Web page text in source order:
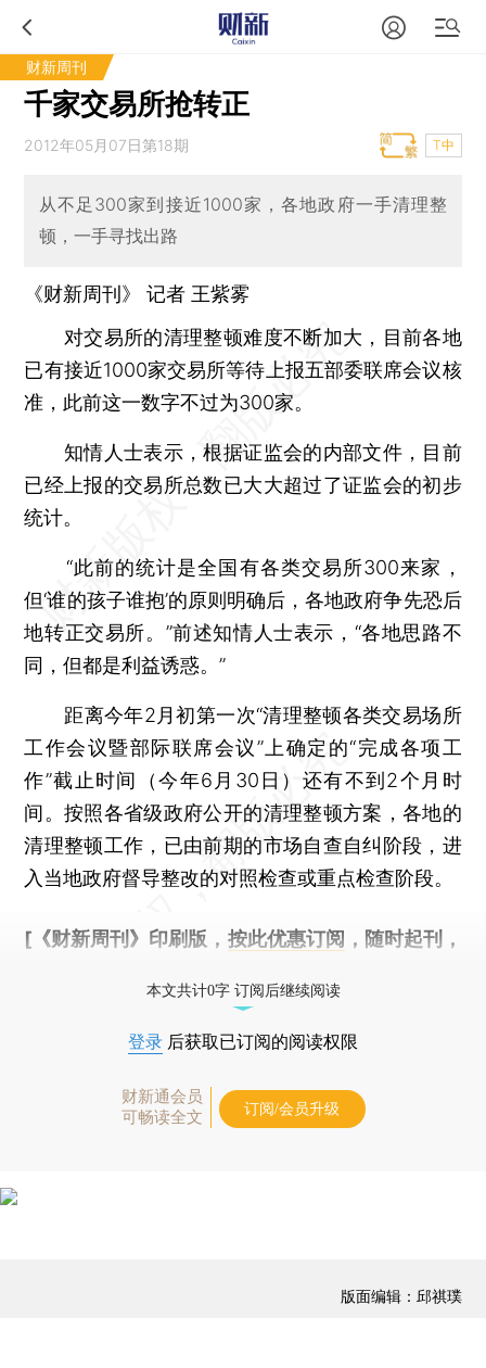
财新周刊
千家交易所抢转正
2012年05月07日第18期 T中
从不足300家到接近1000家，各地政府一手清理整
顿，一手寻找出路
《财新周刊》 记者 王紫雾
对交易所的清理整顿难度不断加大，目前各地
已有接近1000家交易所等待上报五部委联席会议核
准，此前这一数字不过为300家。
知情人士表示，根据证监会的内部文件，目前
已经上报的交易所总数已大大超过了证监会的初步
统计。
“此前的统计是全国有各类交易所300来家，
但‘谁的孩子谁抱’的原则明确后，各地政府争先恐后
地转正交易所。”前述知情人士表示，“各地思路不
同，但都是利益诱惑。”
距离今年2月初第一次“清理整顿各类交易场所
工作会议暨部际联席会议”上确定的“完成各项工
作”截止时间（今年6月30日）还有不到2个月时
间。按照各省级政府公开的清理整顿方案，各地的
清理整顿工作，已由前期的市场自查自纠阶段，进
入当地政府督导整改的对照检查或重点检查阶段。
[《财新周刊》印刷版， 按此优惠订阅 ，随时起刊，
本文共计0字 订阅后继续阅读
登录 后获取已订阅的阅读权限
财新通会员
可畅读全文
订阅/会员升级
版面编辑：邱祺璞